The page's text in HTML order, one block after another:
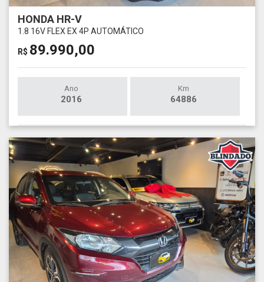
HONDA HR-V
1.8 16V FLEX EX 4P AUTOMÁTICO
R$ 89.990,00
Ano
2016
Km
64886